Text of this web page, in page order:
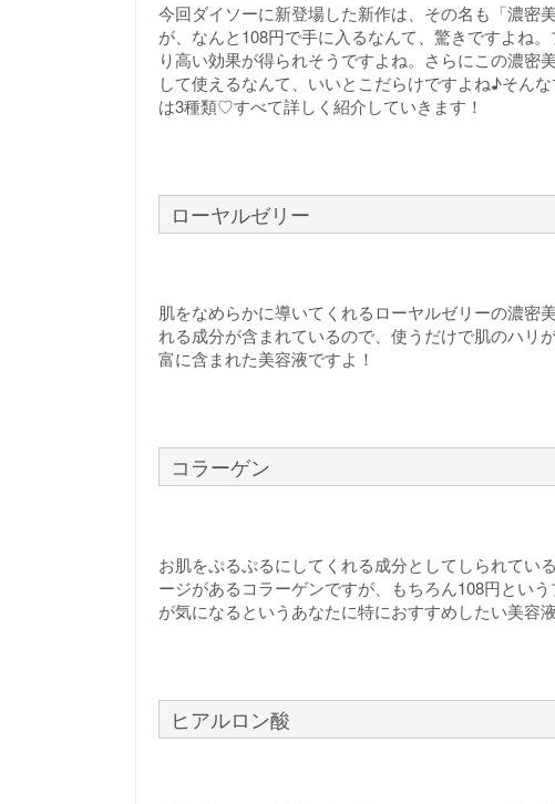
今回ダイソーに新登場した新作は、その名も「濃密
が、なんと108円で手に入るなんて、驚きですよね
り高い効果が得られそうですよね。さらにこの濃
して使えるなんて、いいとこだらけですよね♪そん
は3種類♡すべて詳しく紹介していきます！
ローヤルゼリー
肌をなめらかに導いてくれるローヤルゼリーの濃密
れる成分が含まれているので、使うだけで肌のハリ
富に含まれた美容液ですよ！
コラーゲン
お肌をぷるぷるにしてくれる成分としてしられて
ージがあるコラーゲンですが、もちろん108円とい
が気になるというあなたに特におすすめしたい美容
ヒアルロン酸